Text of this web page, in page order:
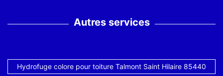
Autres services
Hydrofuge colore pour toiture Talmont Saint Hilaire 85440